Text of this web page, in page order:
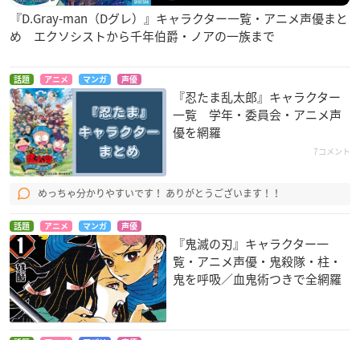
『D.Gray-man（Dグレ）』キャラクター一覧・アニメ声優まと
め エクソシストから千年伯爵・ノアの一族まで
話題 アニメ マンガ 声優
『忍たま乱太郎』キャラクター
一覧 学年・委員会・アニメ声
優を網羅
7コメント
めっちゃ分かりやすいです！ ありがとうございます！！
話題 アニメ マンガ 声優
『鬼滅の刃』キャラクター一
覧・アニメ声優・鬼殺隊・柱・
鬼を呼吸／血鬼術つきで全網羅